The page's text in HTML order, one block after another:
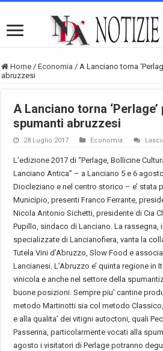
Home / Economia / A Lanciano torna
abruzzesi
A Lanciano torna
spumanti abruzzesi
28 Luglio 2017 Economia
L’edizione 2017 di “Perlage, Bollicine
Lanciano Antica” – a Lanciano 5 e 6
Diocleziano e nel centro storico – e’ stata
Municipio, presenti Franco Ferrante,
Nicola Antonio Sichetti, presidente di Cia
Pupillo, sindaco di Lanciano. La rassegna,
specializzate di Lancianofiera, vanta la
Tutela Vini d’Abruzzo, Slow Food e
Lancianesi. L’Abruzzo e’ quinta regione in
vinicola e anche nel settore della
buone posizioni. Sempre piu’ cantine
metodo Martinotti sia col metodo
e alla qualita’ dei vitigni autoctoni, quali
Passerina, particolarmente vocati alla
agosto i visitatori di Perlage potranno